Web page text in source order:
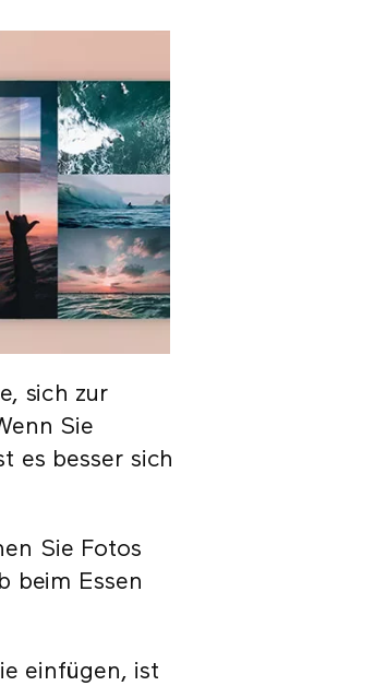
sich zur
Sie
es besser sich
Sie Fotos
beim Essen
einfügen, ist